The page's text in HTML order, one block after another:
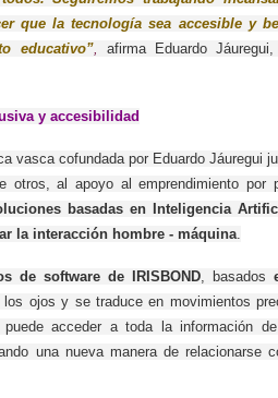
que la tecnología sea accesible y
educativo”,
afirma Eduardo
y accesibilidad
vasca cofundada por Eduardo Jáuregui
otros, al apoyo al emprendimiento por
basadas en Inteligencia
la interacción hombre - máquina.
de software de IRISBOND, basados
ojos y se traduce en movimientos
acceder a toda la información
una nueva manera de relacionarse